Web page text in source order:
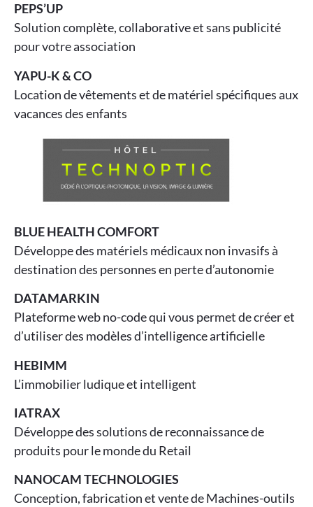
PEPS’UP
Solution complète, collaborative et sans publicité
pour votre association
YAPU-K & CO
Location de vêtements et de matériel spécifiques aux
vacances des enfants
BLUE HEALTH COMFORT
Développe des matériels médicaux non invasifs à
destination des personnes en perte d’autonomie
DATAMARKIN
Plateforme web no-code qui vous permet de créer et
d’utiliser des modèles d’intelligence artificielle
HEBIMM
L’immobilier ludique et intelligent
IATRAX
Développe des solutions de reconnaissance de
produits pour le monde du Retail
NANOCAM TECHNOLOGIES
Conception, fabrication et vente de Machines-outils